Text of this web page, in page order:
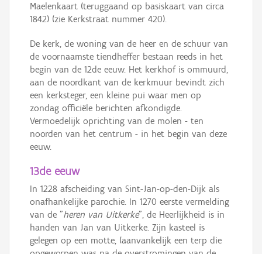
Maelenkaart (teruggaand op basiskaart van circa
1842) (zie Kerkstraat nummer 420).
De kerk, de woning van de heer en de schuur van
de voornaamste tiendheffer bestaan reeds in het
begin van de 12de eeuw. Het kerkhof is ommuurd,
aan de noordkant van de kerkmuur bevindt zich
een kerksteger, een kleine pui waar men op
zondag officiële berichten afkondigde.
Vermoedelijk oprichting van de molen - ten
noorden van het centrum - in het begin van deze
eeuw.
13de eeuw
In 1228 afscheiding van Sint-Jan-op-den-Dijk als
onafhankelijke parochie. In 1270 eerste vermelding
van de "heren van Uitkerke", de Heerlijkheid is in
handen van Jan van Uitkerke. Zijn kasteel is
gelegen op een motte, (aanvankelijk een terp die